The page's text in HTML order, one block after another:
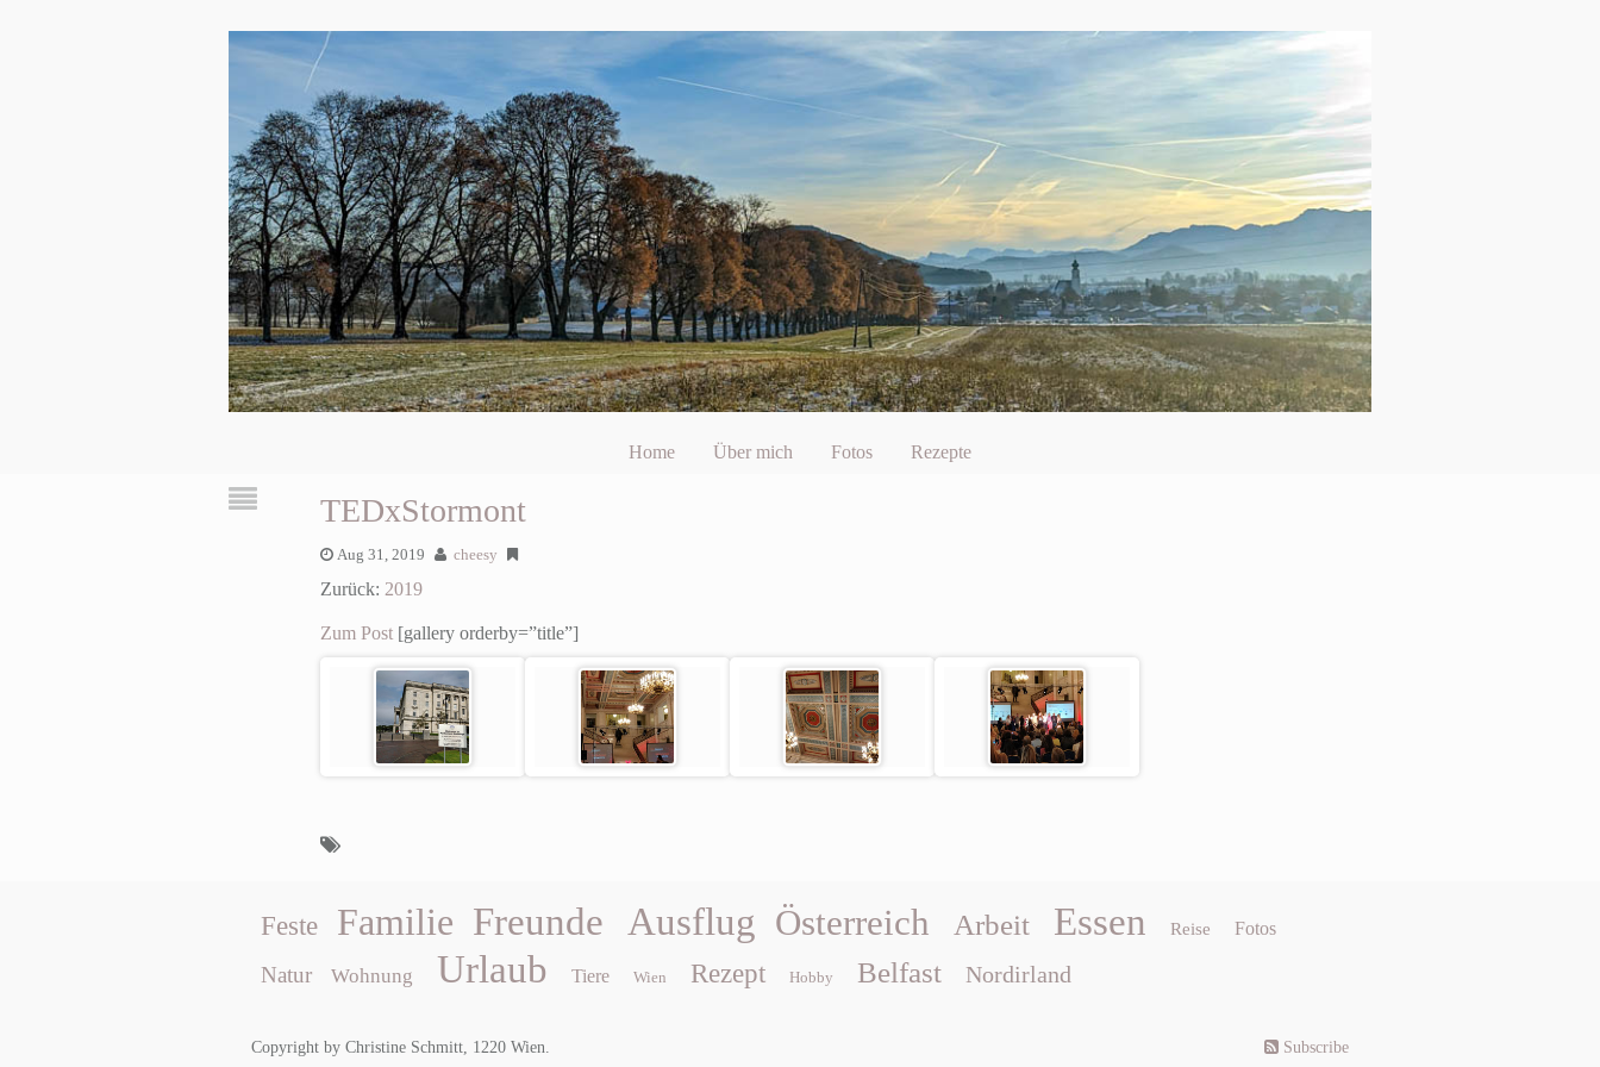
Home Über mich Fotos Rezepte
TEDxStormont
Aug 31, 2019 cheesy
Zurück: 2019
Zum Post[gallery orderby=”title”]
Feste Familie Freunde Ausflug Österreich Arbeit Essen Reise Fotos
Natur Wohnung Urlaub Tiere Wien Rezept Hobby Belfast Nordirland
Copyright by Christine Schmitt, 1220 Wien. Subscribe